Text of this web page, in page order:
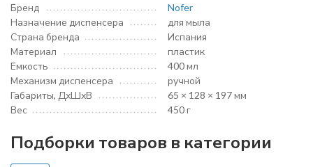
Бренд
Nofer
Назначение диспенсера
для мыла
Страна бренда
Испания
Материал
пластик
Емкость
400 мл
Механизм диспенсера
ручной
Габариты, ДхШхВ
65 × 128 × 197 мм
Вес
450 г
Подборки товаров в категории